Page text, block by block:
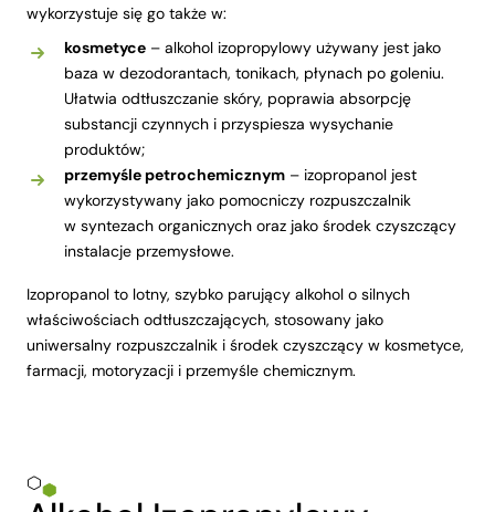
wykorzystuje się go także w:
kosmetyce – alkohol izopropylowy używany jest jako
baza w dezodorantach, tonikach, płynach po goleniu.
Ułatwia odtłuszczanie skóry, poprawia absorpcję
substancji czynnych i przyspiesza wysychanie
produktów;
przemyśle petrochemicznym – izopropanol jest
wykorzystywany jako pomocniczy rozpuszczalnik
w syntezach organicznych oraz jako środek czyszczący
instalacje przemysłowe.
Izopropanol to lotny, szybko parujący alkohol o silnych
właściwościach odtłuszczających, stosowany jako
uniwersalny rozpuszczalnik i środek czyszczący w kosmetyce,
farmacji, motoryzacji i przemyśle chemicznym.